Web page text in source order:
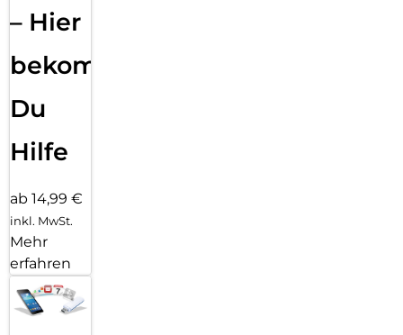
– Hier
bekommst
Du
Hilfe
ab 14,99 €
inkl. MwSt.
Mehr
erfahren